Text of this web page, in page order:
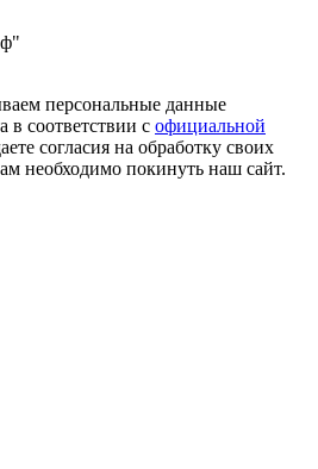
персональные данные
в соответствии с официальной
согласия на обработку своих
необходимо покинуть наш сайт.